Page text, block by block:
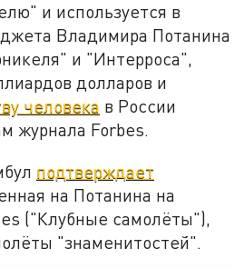
и используется в
Владимира Потанина
и "Интерроса",
долларов и
человека в России
журнала Forbes.
подтверждает
на Потанина на
("Клубные самолёты"),
"знаменитостей".